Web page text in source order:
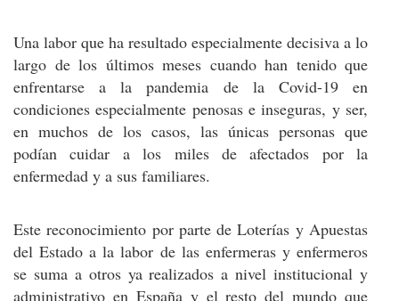
Una labor que ha resultado especialmente decisiva a lo
largo de los últimos meses cuando han tenido que
enfrentarse a la pandemia de la Covid-19 en
condiciones especialmente penosas e inseguras, y ser,
en muchos de los casos, las únicas personas que
podían cuidar a los miles de afectados por la
enfermedad y a sus familiares.
Este reconocimiento por parte de Loterías y Apuestas
del Estado a la labor de las enfermeras y enfermeros
se suma a otros ya realizados a nivel institucional y
administrativo en España y el resto del mundo que